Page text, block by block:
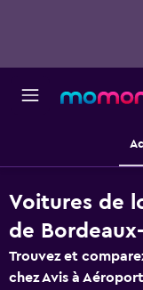
Voitures de
de
Trouvez et
chez Avis à